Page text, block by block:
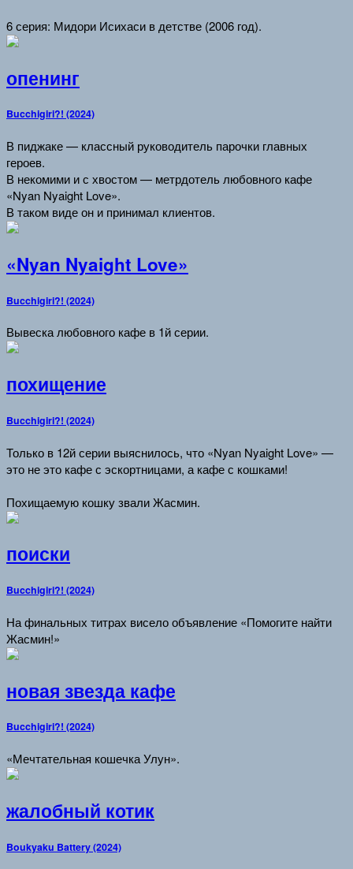
6 серия: Мидори Исихаси в детстве (2006 год).
опенинг
Bucchigiri?! (2024)
В пиджаке — классный руководитель парочки главных
героев.
В некомими и с хвостом — метрдотель любовного кафе
«Nyan Nyaight Love».
В таком виде он и принимал клиентов.
«Nyan Nyaight Love»
Bucchigiri?! (2024)
Вывеска любовного кафе в 1й серии.
похищение
Bucchigiri?! (2024)
Только в 12й серии выяснилось, что «Nyan Nyaight Love» —
это не это кафе с эскортницами, а кафе с кошками!
Похищаемую кошку звали Жасмин.
поиски
Bucchigiri?! (2024)
На финальных титрах висело объявление «Помогите найти
Жасмин!»
новая звезда кафе
Bucchigiri?! (2024)
«Мечтательная кошечка Улун».
жалобный котик
Boukyaku Battery (2024)